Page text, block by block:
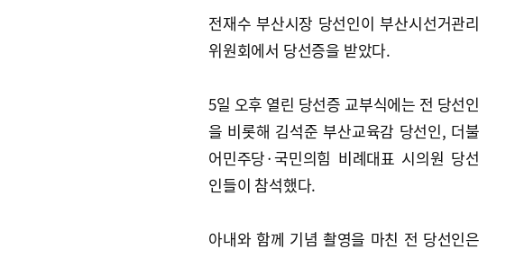
전재수 부산시장 당선인이 부산시선거관리
위원회에서 당선증을 받았다.
5일 오후 열린 당선증 교부식에는 전 당선인
을 비롯해 김석준 부산교육감 당선인, 더불
어민주당·국민의힘 비례대표 시의원 당선
인들이 참석했다.
아내와 함께 기념 촬영을 마친 전 당선인은